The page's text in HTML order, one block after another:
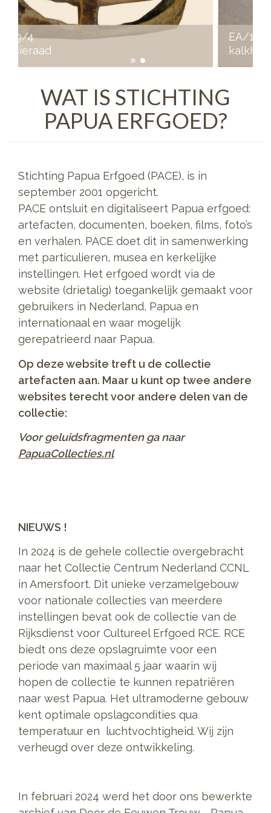
EA/14/21
kalkhouder met spatel
WAT IS STICHTING
PAPUA ERFGOED?
Stichting Papua Erfgoed (PACE), is in
september 2001 opgericht.
PACE ontsluit en digitaliseert Papua erfgoed:
artefacten, documenten, boeken, films, foto’s
en verhalen. PACE doet dit in samenwerking
met particulieren, musea en kerkelijke
instellingen. Het erfgoed wordt via de
website (drietalig) toegankelijk gemaakt voor
gebruikers in Nederland, Papua en
internationaal en waar mogelijk
gerepatrieerd naar Papua.
Op deze website treft u de collectie
artefacten aan. Maar u kunt op twee andere
websites terecht voor andere delen van de
collectie:
Voor geluidsfragmenten ga naar
PapuaCollecties.nl
NIEUWS !
In 2024 is de gehele collectie overgebracht
naar het Collectie Centrum Nederland CCNL
in Amersfoort. Dit unieke verzamelgebouw
voor nationale collecties van meerdere
instellingen bevat ook de collectie van de
Rijksdienst voor Cultureel Erfgoed RCE. RCE
biedt ons deze opslagruimte voor een
periode van maximaal 5 jaar waarin wij
hopen de collectie te kunnen repatriëren
naar west Papua. Het ultramoderne gebouw
kent optimale opslagcondities qua
temperatuur en luchtvochtigheid. Wij zijn
verheugd over deze ontwikkeling.
In februari 2024 werd het door ons bewerkte